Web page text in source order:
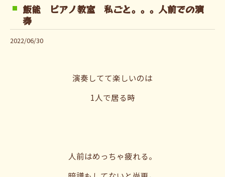
飯能 ピアノ教室 私ごと。。。人前での演
奏
2022/06/30
演奏してて楽しいのは
1人で居る時
人前はめっちゃ疲れる。